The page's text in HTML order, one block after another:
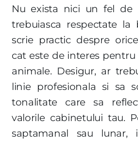
Nu exista nici un fel de
trebuiasca respectate la
scrie practic despre
cat este de interes
animale. Desigur, ar
linie profesionala si sa
tonalitate care sa
valorile cabinetului tau.
saptamanal sau